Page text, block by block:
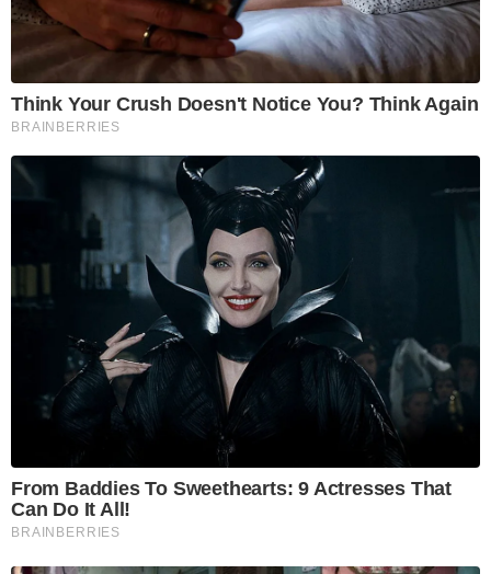
Think Your Crush Doesn't Notice You? Think Again
BRAINBERRIES
From Baddies To Sweethearts: 9 Actresses That
Can Do It All!
BRAINBERRIES